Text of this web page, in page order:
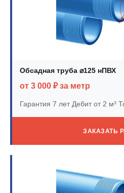
Обсадная труба ⌀125 нПВХ
от 3 000 ₽ за метр
Гарантия 7 летДебит от 2 м³
ЗАКАЗАТЬ